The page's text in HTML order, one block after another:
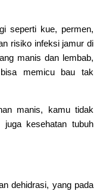
seperti kue, permen,
risiko infeksi jamur di
manis dan lembab,
memicu bau tak
manis, kamu tidak
kesehatan tubuh
dehidrasi, yang pada